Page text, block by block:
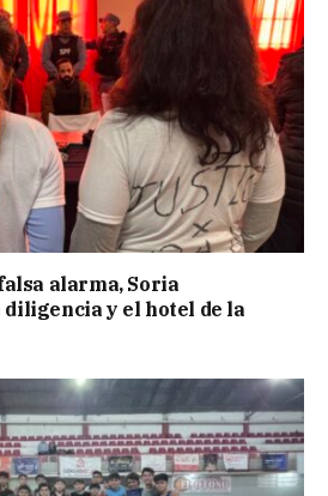
alarma, Soria
diligencia y el hotel de la